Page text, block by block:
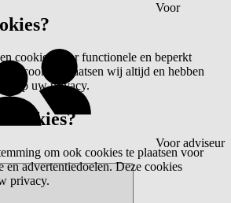
Voor
Voor adviseur
cookies voor functionele en beperkt
cookies plaatsen wij altijd en hebben
op uw privacy.
om ook cookies te plaatsen voor
en advertentiedoelen. Deze cookies
privacy.